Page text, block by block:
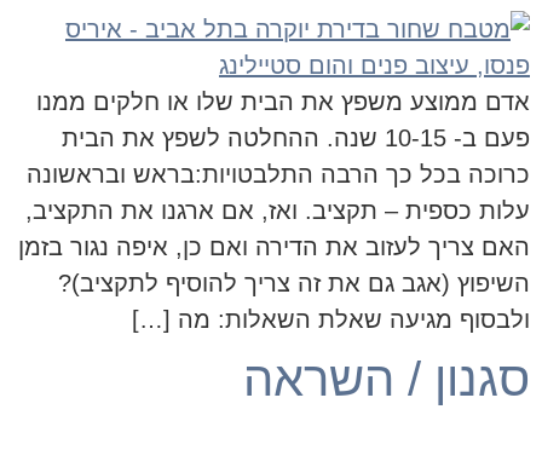
אדם ממוצע משפץ את הבית שלו או חלקים ממנו
פעם ב- 10-15 שנה. ההחלטה לשפץ את הבית
כרוכה בכל כך הרבה התלבטויות:בראש ובראשונה
עלות כספית – תקציב. ואז, אם ארגנו את התקציב,
האם צריך לעזוב את הדירה ואם כן, איפה נגור בזמן
השיפוץ (אגב גם את זה צריך להוסיף לתקציב)?
ולבסוף מגיעה שאלת השאלות: מה […]
סגנון / השראה